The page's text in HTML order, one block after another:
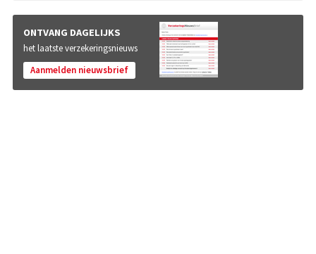
ONTVANG DAGELIJKS
het laatste verzekeringsnieuws
Aanmelden nieuwsbrief